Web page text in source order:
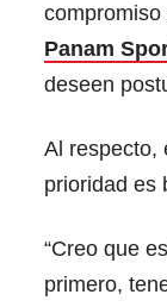
Panam
deseen
Al respecto,
prioridad es
“Creo que
primero,